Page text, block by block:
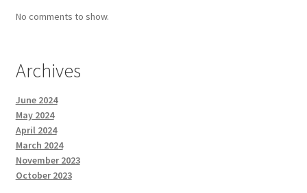
No comments to show.
Archives
June 2024
May 2024
April 2024
March 2024
November 2023
October 2023